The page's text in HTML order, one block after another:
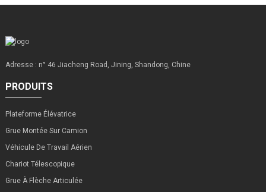
Adresse : n° 46 Jiacheng Road, Jining, Shandong, Chine
PRODUITS
Plateforme Élévatrice
Grue Montée Sur Camion
Véhicule De Travail Aérien
Chariot Télescopique
Grue À Flèche Articulée